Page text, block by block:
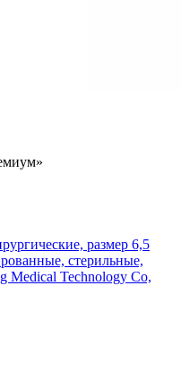
размер 6,5
стерильные,
Medical Technology Co,